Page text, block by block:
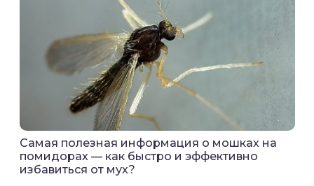
Самая полезная информация о мошках на
помидорах — как быстро и эффективно
избавиться от мух?